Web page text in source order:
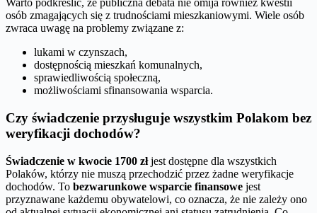
Warto podkreślić, że publiczna debata nie omija również kwestii
osób zmagających się z trudnościami mieszkaniowymi. Wiele osób
zwraca uwagę na problemy związane z:
lukami w czynszach,
dostępnością mieszkań komunalnych,
sprawiedliwością społeczną,
możliwościami sfinansowania wsparcia.
Czy świadczenie przysługuje wszystkim Polakom bez
weryfikacji dochodów?
Świadczenie w kwocie 1700 złjest dostępne dla wszystkich
Polaków, którzy nie muszą przechodzić przez żadne weryfikacje
dochodów. To bezwarunkowe wsparcie finansowe jest
przyznawane każdemu obywatelowi, co oznacza, że nie zależy ono